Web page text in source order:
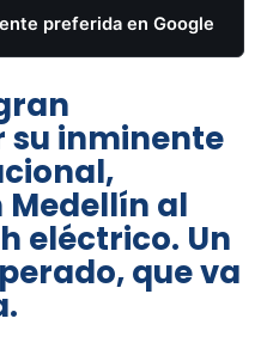
preferida en Google
su inminente
al
eléctrico. Un
que va